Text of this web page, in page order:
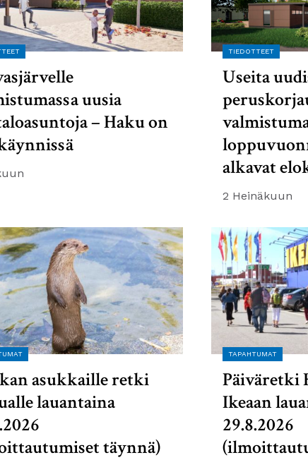
uusia
– Haku on
TIEDOTTEET
Useita
alkavat
2 Heinäkuun
asukkaille retki
lauantaina
täynnä)
TAPAHTUMAT
Päiväretki
Ikeaan
29.8.2026